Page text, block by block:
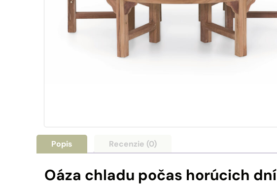
Popis Recenzie (0)
Oáza chladu počas horúcich dní